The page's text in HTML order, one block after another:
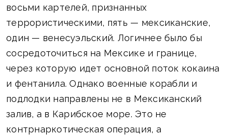
восьми картелей, признанных
террористическими, пять — мексиканские,
один — венесуэльский. Логичнее было бы
сосредоточиться на Мексике и границе,
через которую идет основной поток кокаина
и фентанила. Однако военные корабли и
подлодки направлены не в Мексиканский
залив, а в Карибское море. Это не
контрнаркотическая операция, а